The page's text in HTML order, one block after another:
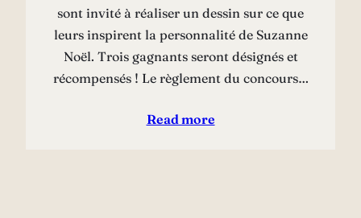
sont invité à réaliser un dessin sur ce que
leurs inspirent la personnalité de Suzanne
Noël. Trois gagnants seront désignés et
récompensés ! Le règlement du concours…
Read more